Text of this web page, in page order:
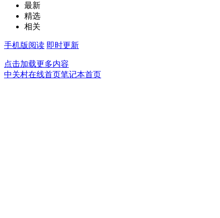
最新
精选
相关
手机版阅读 即时更新
点击加载更多内容
中关村在线首页笔记本首页